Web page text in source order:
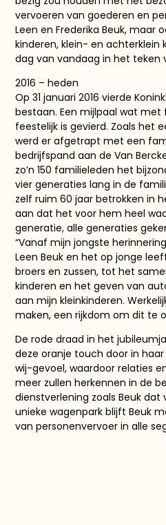
vervoeren van goederen en
Leen en Frederika Beuk, maar
kinderen, klein- en
dag van vandaag in het teken
2016 – heden
Op 31 januari 2016 vierde
bestaan. Een mijlpaal wat
feestelijk is gevierd. Zoals het
werd er afgetrapt met een
bedrijfspand aan de Van
zo’n 150 familieleden het
vier generaties lang in de
zelf ruim 60 jaar betrokken in
aan dat het voor hem heel
generatie, alle generaties
“Vanaf mijn jongste
Leen Beuk en het op jonge
broers en zussen, tot het
kinderen en het geven van
aan mijn kleinkinderen.
maken, een rijkdom om dit te
De rode draad in het
deze oranje touch door in
wij-gevoel, waardoor relaties
meer zullen herkennen in de
dienstverlening zoals Beuk
unieke wagenpark blijft Beuk
van personenvervoer in alle